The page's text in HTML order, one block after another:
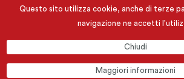
Questo sito utilizza cookie, anche di terze
navigazione ne accetti
Chiudi
Maggiori informazioni